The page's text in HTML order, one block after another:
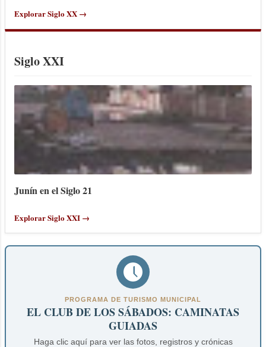
Explorar Siglo XX →
Siglo XXI
Junín en el Siglo 21
Explorar Siglo XXI →
PROGRAMA DE TURISMO MUNICIPAL
EL CLUB DE LOS SÁBADOS: CAMINATAS
GUIADAS
Haga clic aquí para ver las fotos, registros y crónicas